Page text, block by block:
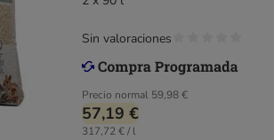
Precio normal 59,98 €
57,19 €
317,72 € / l
Sin valoraciones